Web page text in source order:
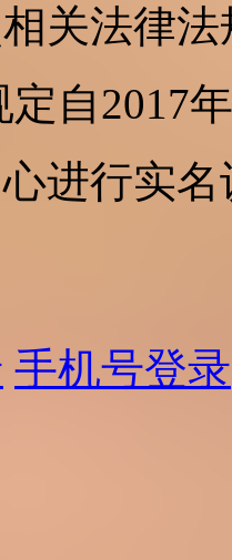
关法律
自2017
进行实名
手机号登录